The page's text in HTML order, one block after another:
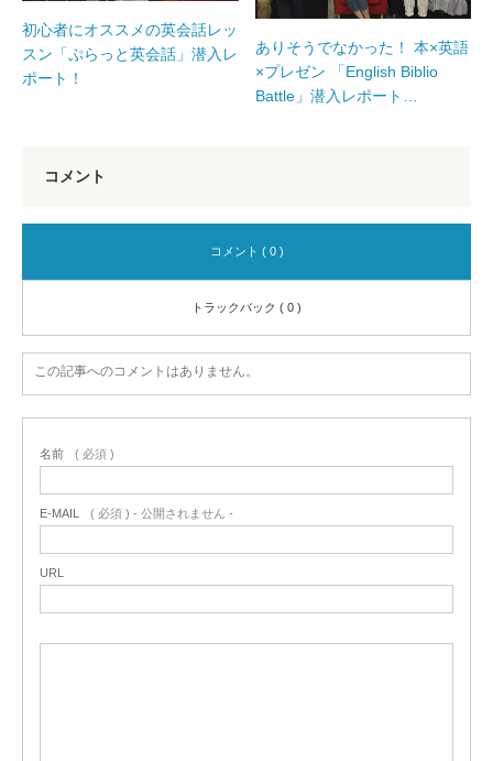
初心者にオススメの英会話レッ
スン「ぷらっと英会話」潜入レ
ポート！
ありそうでなかった！ 本×英語
×プレゼン 「English Biblio
Battle」潜入レポート…
コメント
コメント ( 0 )
トラックバック ( 0 )
この記事へのコメントはありません。
名前 ( 必須 )
E-MAIL ( 必須 ) - 公開されません -
URL